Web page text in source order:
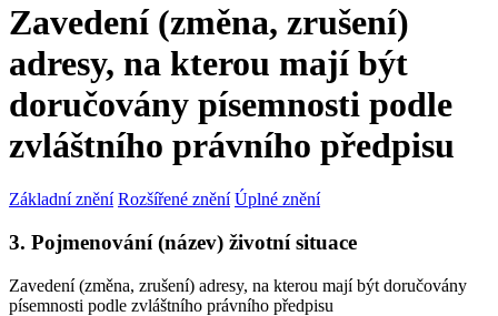
Zavedení (změna, zrušení)
adresy, na kterou mají být
doručovány písemnosti podle
zvláštního právního předpisu
Základní znění Rozšířené znění Úplné znění
3. Pojmenování (název) životní situace
Zavedení (změna, zrušení) adresy, na kterou mají být doručovány
písemnosti podle zvláštního právního předpisu